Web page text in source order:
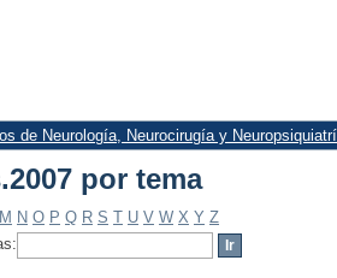
de Neurología, Neurocirugía y
por tema
M N O P Q R S T U V W X Y Z